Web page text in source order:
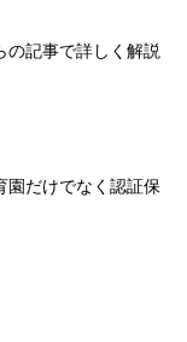
の記事で詳しく解説
園だけでなく認証保